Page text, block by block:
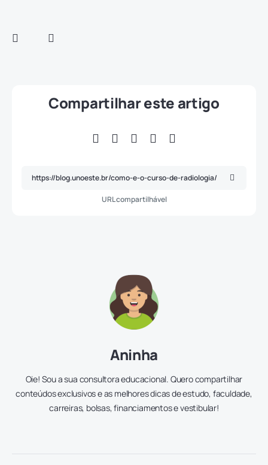
Compartilhar este artigo
URL compartilhável
Aninha
Oie! Sou a sua consultora educacional. Quero compartilhar
conteúdos exclusivos e as melhores dicas de estudo, faculdade,
carreiras, bolsas, financiamentos e vestibular!